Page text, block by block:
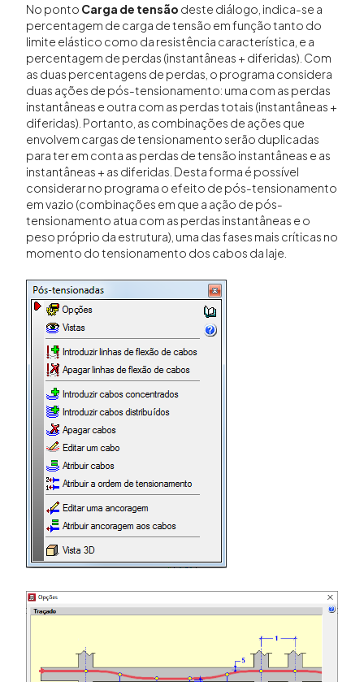
No ponto Carga de tensão deste diálogo, indica-se a
percentagem de carga de tensão em função tanto do
limite elástico como da resistência característica, e a
percentagem de perdas (instantâneas + diferidas). Com
as duas percentagens de perdas, o programa considera
duas ações de pós-tensionamento: uma com as perdas
instantâneas e outra com as perdas totais (instantâneas +
diferidas). Portanto, as combinações de ações que
envolvem cargas de tensionamento serão duplicadas
para ter em conta as perdas de tensão instantâneas e as
instantâneas + as diferidas. Desta forma é possível
considerar no programa o efeito de pós-tensionamento
em vazio (combinações em que a ação de pós-
tensionamento atua com as perdas instantâneas e o
peso próprio da estrutura), uma das fases mais críticas no
momento do tensionamento dos cabos da laje.